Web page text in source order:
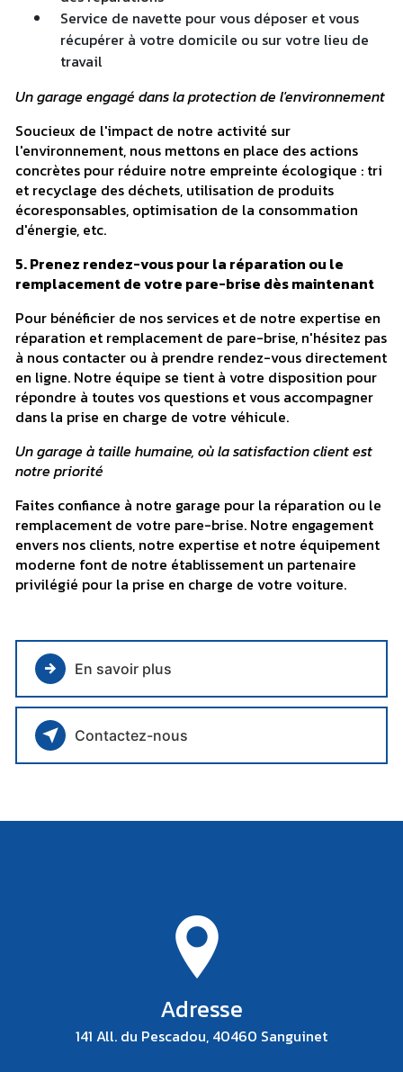
Service de navette pour vous déposer et vous
récupérer à votre domicile ou sur votre lieu de
travail
Un garage engagé dans la protection de l'environnement
Soucieux de l'impact de notre activité sur
l'environnement, nous mettons en place des actions
concrètes pour réduire notre empreinte écologique : tri
et recyclage des déchets, utilisation de produits
écoresponsables, optimisation de la consommation
d'énergie, etc.
5. Prenez rendez-vous pour la réparation ou le
remplacement de votre pare-brise dès maintenant
Pour bénéficier de nos services et de notre expertise en
réparation et remplacement de pare-brise, n'hésitez pas
à nous contacter ou à prendre rendez-vous directement
en ligne. Notre équipe se tient à votre disposition pour
répondre à toutes vos questions et vous accompagner
dans la prise en charge de votre véhicule.
Un garage à taille humaine, où la satisfaction client est
notre priorité
Faites confiance à notre garage pour la réparation ou le
remplacement de votre pare-brise. Notre engagement
envers nos clients, notre expertise et notre équipement
moderne font de notre établissement un partenaire
privilégié pour la prise en charge de votre voiture.
En savoir plus
Contactez-nous
Adresse
141 All. du Pescadou, 40460 Sanguinet